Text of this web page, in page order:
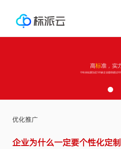
优化推广
企业为什么一定要个性化定